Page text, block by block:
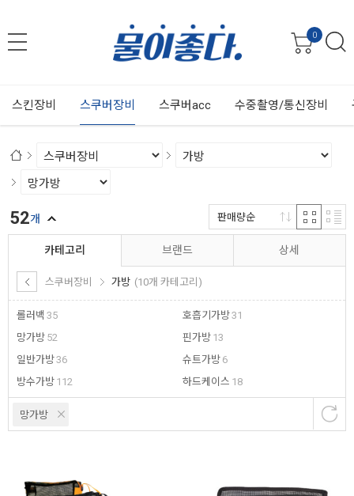
0
스킨장비 스쿠버장비 스쿠버acc 수중촬영/통신장비
카테고리
스쿠버장비 가방 (10개 카테고리)
롤러백 35
망가방 52
일반가방36
방수가방 112
호흡기가방31
핀가방 13
슈트가방 6
하드케이스 18
브랜드 상세
망가방
52개 판매량순